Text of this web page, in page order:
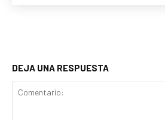
DEJA UNA RESPUESTA